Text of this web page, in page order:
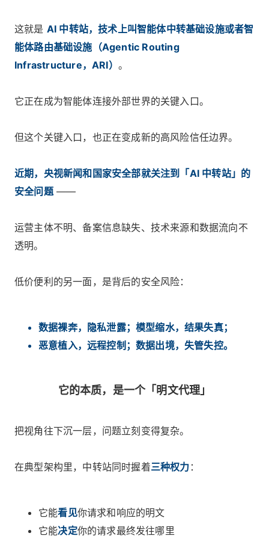
这就是 AI 中转站，技术上叫智能体中转基础设施或者智
能体路由基础设施（Agentic Routing
Infrastructure，ARI） 。
它正在成为智能体连接外部世界的关键入口。
但这个关键入口，也正在变成新的高风险信任边界。
近期， 央视新闻和 国家安全部就关注到「AI 中转站」的
安全问题——
运营主体不明、备案信息缺失、技术来源和数据流向不
透明。
低价便利的另一面，是背后的安全风险：
数据裸奔，隐私泄露；模型缩水，结果失真；
恶意植入，远程控制；数据出境，失管失控。
它的本质，是一个「明文代理」
把视角往下沉一层，问题立刻变得复杂。
在典型架构里，中转站同时握着三种权力 ：
它能看见你请求和响应的明文
它能决定你的请求最终发往哪里